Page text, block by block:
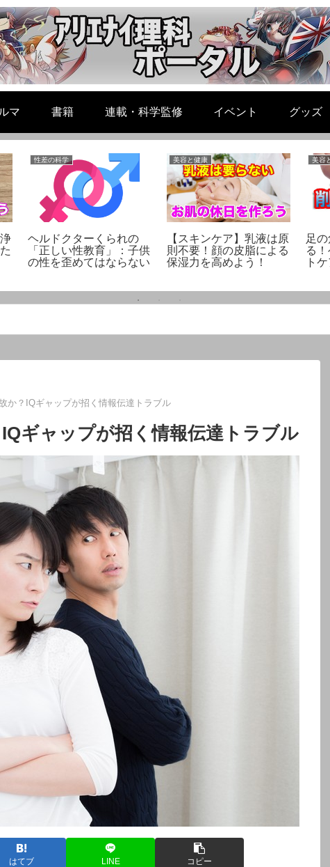
マ 書籍 連載・科学監修 イベント グッズ
性差の科学
ヘルドクターくられの
「正しい性教育」：子供
の性を歪めてはならない
美容と健康
【スキンケア】乳液は原
則不要！顔の皮脂による
保湿力を高めよう！
美容
足
る
ト
か？IQギャップが招く情報伝達トラブル
ギャップが招く情報伝達トラブル
はてブ LINE コピー